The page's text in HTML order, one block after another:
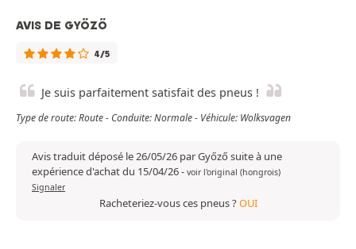
AVIS DE GYŐZŐ
4/5
Je suis parfaitement satisfait des pneus !
Type de route: Route - Conduite: Normale - Véhicule: Wolksvagen
Avis traduit déposé le 26/05/26 par Győző suite à une
expérience d'achat du 15/04/26- voir l'original (hongrois)
Signaler
Racheteriez-vous ces pneus ?OUI